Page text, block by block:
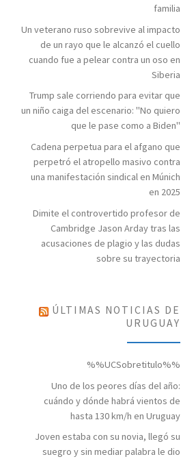
familia
Un veterano ruso sobrevive al impacto
de un rayo que le alcanzó el cuello
cuando fue a pelear contra un oso en
Siberia
Trump sale corriendo para evitar que
un niño caiga del escenario: "No quiero
que le pase como a Biden"
Cadena perpetua para el afgano que
perpetró el atropello masivo contra
una manifestación sindical en Múnich
en 2025
Dimite el controvertido profesor de
Cambridge Jason Arday tras las
acusaciones de plagio y las dudas
sobre su trayectoria
ÚLTIMAS NOTICIAS DE
URUGUAY
%%UCSobretitulo%%
Uno de los peores días del año:
cuándo y dónde habrá vientos de
hasta 130 km/h en Uruguay
Joven estaba con su novia, llegó su
suegro y sin mediar palabra le dio